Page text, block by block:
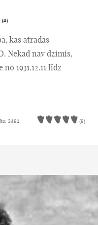
(4)
kas atradās
Nekad nav dzimis,
1931.12.11 līdz
3491 (9)